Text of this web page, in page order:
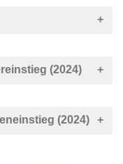
(2024)
(2024)